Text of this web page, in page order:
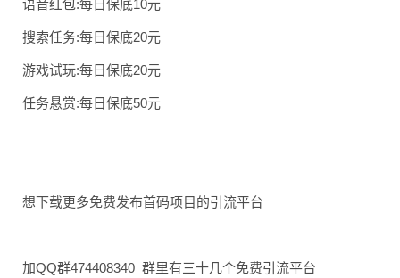
语音红包:每日保底10元
搜索任务:每日保底20元
游戏试玩:每日保底20元
任务悬赏:每日保底50元
想下载更多免费发布首码项目的引流平台
加QQ群474408340 群里有三十几个免费引流平台